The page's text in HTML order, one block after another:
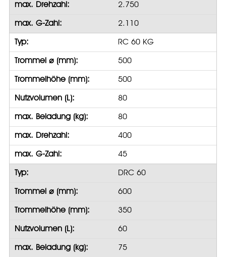
max. Drehzahl: 2.750
max. G-Zahl: 2.110
Typ: RC 60 KG
Trommel ⌀ (mm): 500
Trommelhöhe (mm): 500
Nutzvolumen (L): 80
max. Beladung (kg): 80
max. Drehzahl: 400
max. G-Zahl: 45
Typ: DRC 60
Trommel ⌀ (mm): 600
Trommelhöhe (mm): 350
Nutzvolumen (L): 60
max. Beladung (kg): 75